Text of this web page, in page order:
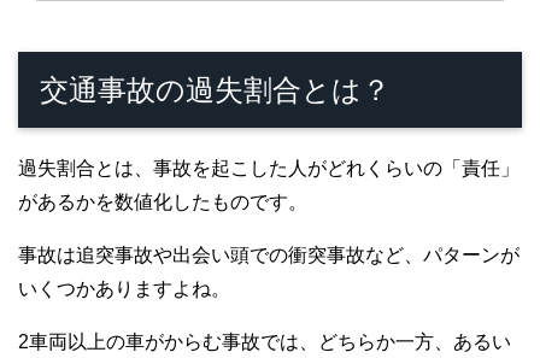
交通事故の過失割合とは？
過失割合とは、事故を起こした人がどれくらいの「責任」
があるかを数値化したものです。
事故は追突事故や出会い頭での衝突事故など、パターンが
いくつかありますよね。
2車両以上の車がからむ事故では、どちらか一方、あるい